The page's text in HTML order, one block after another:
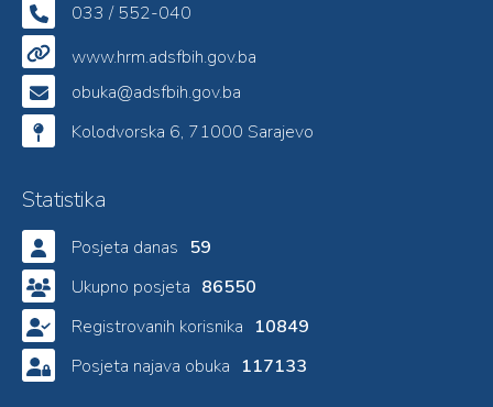
033 / 552-040
www.hrm.adsfbih.gov.ba
obuka@adsfbih.gov.ba
Kolodvorska 6, 71000 Sarajevo
Statistika
Posjeta danas 59
Ukupno posjeta 86550
Registrovanih korisnika 10849
Posjeta najava obuka 117133